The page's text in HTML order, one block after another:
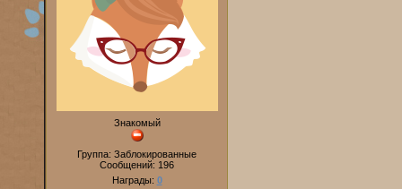
Знакомый
Группа: Заблокированные
Сообщений: 196
Награды: 0